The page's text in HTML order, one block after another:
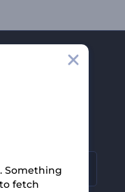
da
Something
fetch